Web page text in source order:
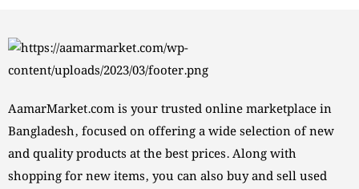
AamarMarket.com is your trusted online marketplace in
Bangladesh, focused on offering a wide selection of new
and quality products at the best prices. Along with
shopping for new items, you can also buy and sell used